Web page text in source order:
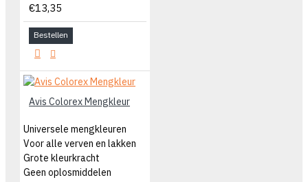
€13,35
Bestellen
Avis Colorex Mengkleur
Universele mengkleuren
Voor alle verven en lakken
Grote kleurkracht
Geen oplosmiddelen